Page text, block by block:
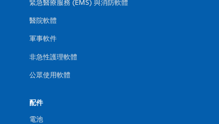
緊急醫療服務 (EMS) 與消防軟體
醫院軟體
軍事軟件
非急性護理軟體
公眾使用軟體
配件
電池